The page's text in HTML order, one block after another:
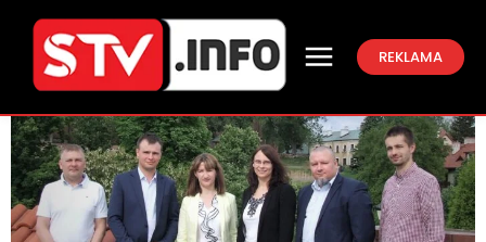
REKLAMA